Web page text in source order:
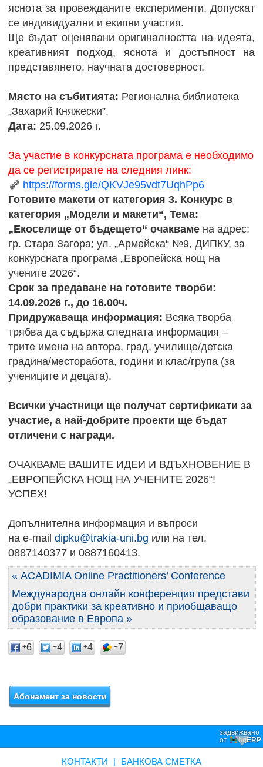
яснота за провежданите експерименти. Допускат
се индивидуални и екипни участия.
Ще бъдат оценявани оригиналността на идеята,
креативният подход, яснота и достъпност на
представянето, научната достоверност.
Място на събитията: Регионална библиотека
„Захарий Княжески”.
Дата: 25.09.2026 г.
За участие в конкурсната програма е необходимо
да се регистрирате на следния линк:
https://forms.gle/QKVJe95vdt7UqhPp6
Готовите макети от категория 3. Конкурс в
категория „Модели и макети“, Тема:
„Екоселище от бъдещето“ очаквамена адрес:
гр. Стара Загора; ул. „Армейска“ №9, ДИПКУ, за
конкурсната програма „Европейска нощ на
учените 2026“.
Срок за предаване на готовите творби:
14.09.2026 г., до 16.00ч.
Придружаваща информация: Всяка творба
трябва да съдържа следната информация –
трите имена на автора, град, училище/детска
градина/месторабота, години и клас/група (за
учениците и децата).
Всички участници ще получат сертификати за
участие, а най-добрите проекти ще бъдат
отличени с награди.
ОЧАКВАМЕ ВАШИТЕ ИДЕИ И ВДЪХНОВЕНИЕ В
„ЕВРОПЕЙСКА НОЩ НА УЧЕНИТЕ 2026“!
УСПЕХ!
Допълнителна информация и въпроси
на е-mail dipku@trakia-uni.bg или на тел.
0887140377 и 0887160413.
« ACADIMIA Online Practitioners’ Conference
Международна онлайн конференция представи
добри практики за креативно и приобщаващо
образование в Европа »
+6 +4 +4 +7
задвижвано
от
bgERP
КОНТАКТИ | БАНКОВА СМЕТКА